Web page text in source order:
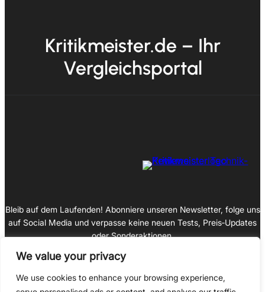
We value your privacy
We use cookies to enhance your browsing experience,
Kritikmeister.de – Ihr
Vergleichsportal
Bleib auf dem Laufenden! Abonniere unseren Newsletter, folge uns
auf Social Media und verpasse keine neuen Tests, Preis‑Updates
oder Sonderaktionen.